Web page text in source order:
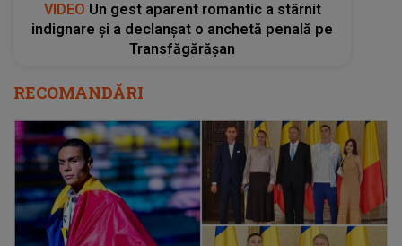
VIDEO Un gest aparent romantic a stârnit
indignare și a declanșat o anchetă penală pe
Transfăgărășan
RECOMANDĂRI